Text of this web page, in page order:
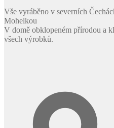
Vše vyráběno v severních
Mohelkou
V domě obklopeném přírodou a
všech výrobků.